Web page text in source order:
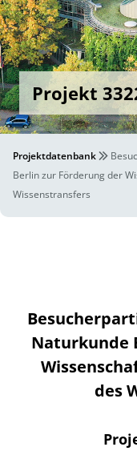
Projekt
Projektdatenbank
Berlin zur Förderung der
Wissenstransfers
Naturkunde
des